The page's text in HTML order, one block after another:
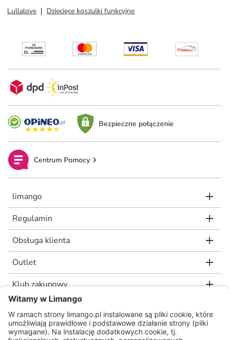
Lullalove
Dziecięce koszulki funkcyjne
Bezpieczne połączenie
Centrum Pomocy
limango
Regulamin
Obsługa klienta
Outlet
Klub zakupowy